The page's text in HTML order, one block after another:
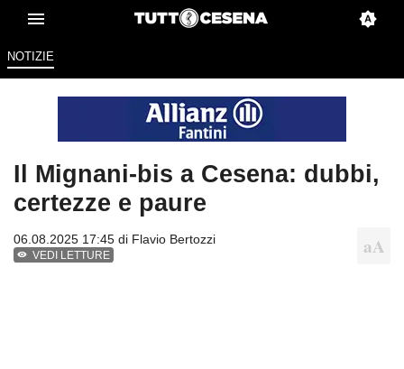
NOTIZIE
Il Mignani-bis a Cesena: dubbi,
certezze e paure
06.08.2025 17:45 di Flavio Bertozzi
VEDI LETTURE